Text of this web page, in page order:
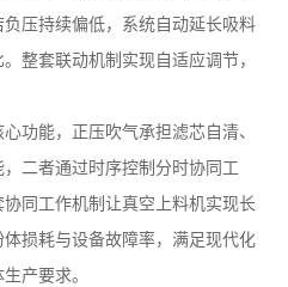
压持续偏低，系统自动延长吸料
整套联动机制实现自适应调节，
功能，正压吹气承担滤芯自清、
二者通过时序控制分时协同工
同工作机制让真空上料机实现长
损耗与设备故障率，满足现代化
产要求。